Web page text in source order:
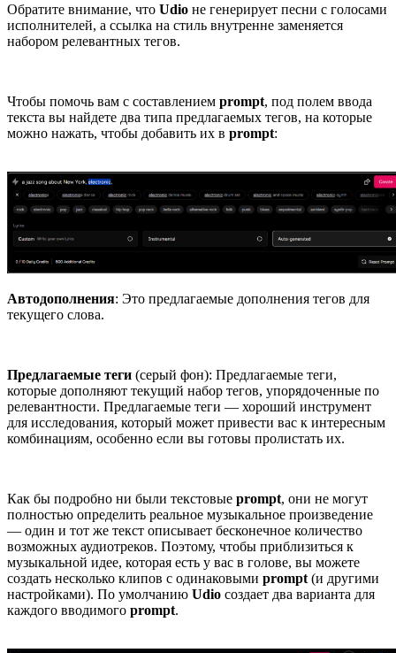
Обратите внимание, что Udio не генерирует песни с голосами
исполнителей, а ссылка на стиль внутренне заменяется
набором релевантных тегов.
Чтобы помочь вам с составлением prompt, под полем ввода
текста вы найдете два типа предлагаемых тегов, на которые
можно нажать, чтобы добавить их в prompt:
Автодополнения: Это предлагаемые дополнения тегов для
текущего слова.
Предлагаемые теги (серый фон): Предлагаемые теги,
которые дополняют текущий набор тегов, упорядоченные по
релевантности. Предлагаемые теги — хороший инструмент
для исследования, который может привести вас к интересным
комбинациям, особенно если вы готовы пролистать их.
Как бы подробно ни были текстовые prompt, они не могут
полностью определить реальное музыкальное произведение
— один и тот же текст описывает бесконечное количество
возможных аудиотреков. Поэтому, чтобы приблизиться к
музыкальной идее, которая есть у вас в голове, вы можете
создать несколько клипов с одинаковыми prompt (и другими
настройками). По умолчанию Udio создает два варианта для
каждого вводимого prompt.